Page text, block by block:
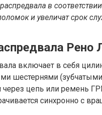
в
и увеличат срок
Рено
включает в себя
шестернями
цепь или ремень
синхронно с